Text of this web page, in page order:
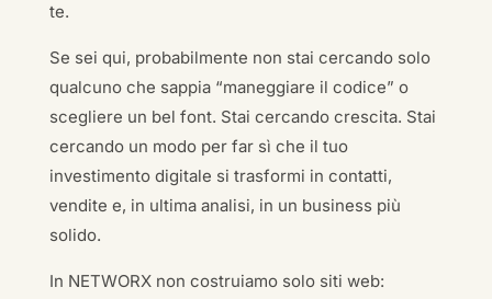
te.
Se sei qui, probabilmente non stai cercando solo
qualcuno che sappia “maneggiare il codice” o
scegliere un bel font. Stai cercando crescita. Stai
cercando un modo per far sì che il tuo
investimento digitale si trasformi in contatti,
vendite e, in ultima analisi, in un business più
solido.
In NETWORX non costruiamo solo siti web: